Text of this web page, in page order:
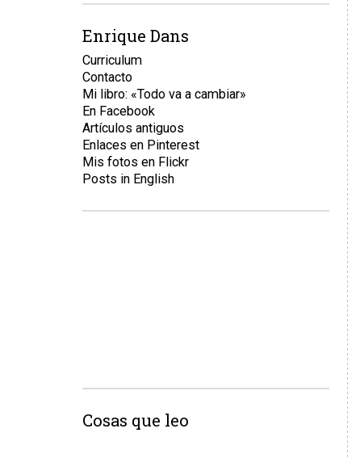
Enrique Dans
Curriculum
Contacto
Mi libro: «Todo va a cambiar»
En Facebook
Artículos antiguos
Enlaces en Pinterest
Mis fotos en Flickr
Posts in English
Cosas que leo